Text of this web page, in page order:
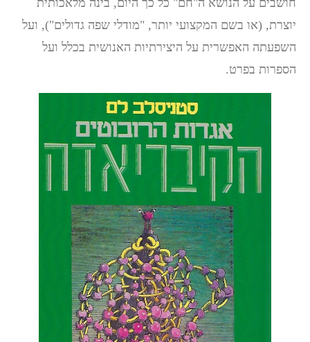
יוצרת, (או בשם המקצועי יותר, "מודלי שפה גדולים"), ועל
השפעתה האפשרית על היצירתיות האנושית בכלל ועל
הספרות בפרט.